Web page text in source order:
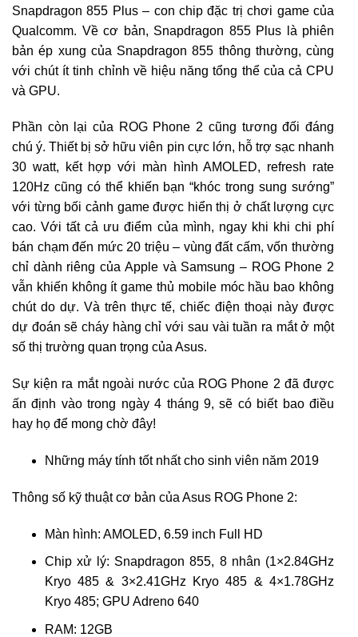
Snapdragon 855 Plus – con chip đặc trị chơi game của
Qualcomm. Về cơ bản, Snapdragon 855 Plus là phiên
bản ép xung của Snapdragon 855 thông thường, cùng
với chút ít tinh chỉnh về hiệu năng tổng thể của cả CPU
và GPU.
Phần còn lại của ROG Phone 2 cũng tương đối đáng
chú ý. Thiết bị sở hữu viên pin cực lớn, hỗ trợ sạc nhanh
30 watt, kết hợp với màn hình AMOLED, refresh rate
120Hz cũng có thể khiến bạn “khóc trong sung sướng”
với từng bối cảnh game được hiển thị ở chất lượng cực
cao. Với tất cả ưu điểm của mình, ngay khi khi chi phí
bán chạm đến mức 20 triệu – vùng đất cấm, vốn thường
chỉ dành riêng của Apple và Samsung – ROG Phone 2
vẫn khiến không ít game thủ mobile móc hầu bao không
chút do dự. Và trên thực tế, chiếc điện thoại này được
dự đoán sẽ cháy hàng chỉ với sau vài tuần ra mắt ở một
số thị trường quan trọng của Asus.
Sự kiện ra mắt ngoài nước của ROG Phone 2 đã được
ấn định vào trong ngày 4 tháng 9, sẽ có biết bao điều
hay họ để mong chờ đây!
Những máy tính tốt nhất cho sinh viên năm 2019
Thông số kỹ thuật cơ bản của Asus ROG Phone 2:
Màn hình: AMOLED, 6.59 inch Full HD
Chip xử lý: Snapdragon 855, 8 nhân (1×2.84GHz
Kryo 485 & 3×2.41GHz Kryo 485 & 4×1.78GHz
Kryo 485; GPU Adreno 640
RAM: 12GB